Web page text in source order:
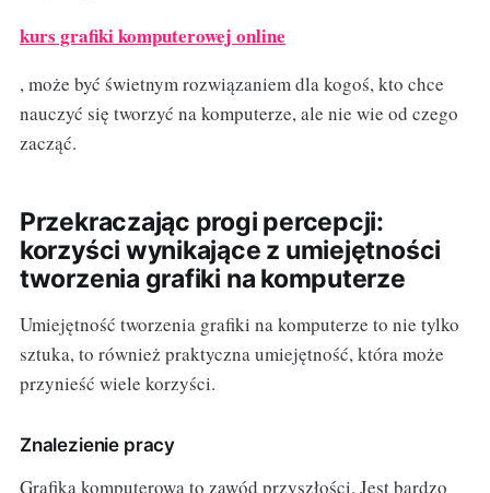
kurs grafiki komputerowej online
, może być świetnym rozwiązaniem dla kogoś, kto chce
nauczyć się tworzyć na komputerze, ale nie wie od czego
zacząć.
Przekraczając progi percepcji:
korzyści wynikające z umiejętności
tworzenia grafiki na komputerze
Umiejętność tworzenia grafiki na komputerze to nie tylko
sztuka, to również praktyczna umiejętność, która może
przynieść wiele korzyści.
Znalezienie pracy
Grafika komputerowa to zawód przyszłości. Jest bardzo